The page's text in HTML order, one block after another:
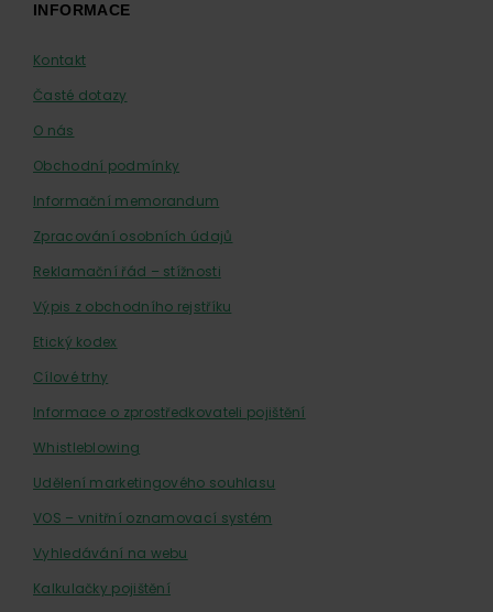
INFORMACE
Kontakt
Časté dotazy
O nás
Obchodní podmínky
Informační memorandum
Zpracování osobních údajů
Reklamační řád – stížnosti
Výpis z obchodního rejstříku
Etický kodex
Cílové trhy
Informace o zprostředkovateli pojištění
Whistleblowing
Udělení marketingového souhlasu
VOS – vnitřní oznamovací systém
Vyhledávání na webu
Kalkulačky pojištění